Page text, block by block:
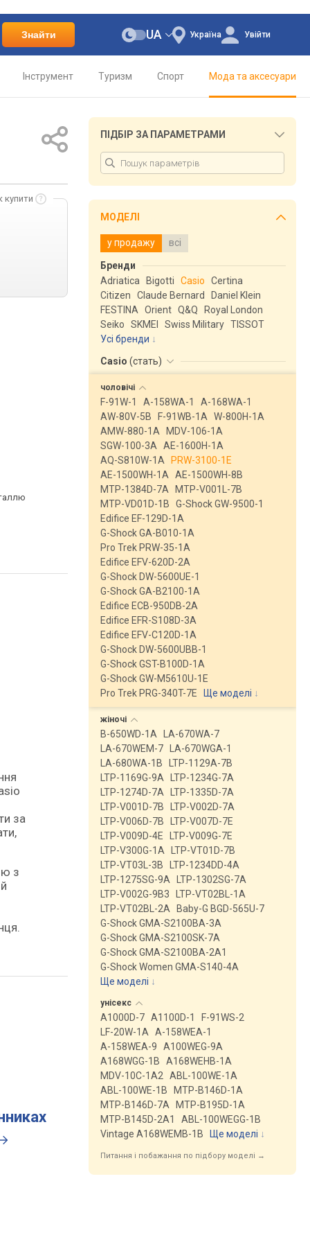
Знайти Україна
UA Увійти
Інструмент Туризм Спорт Мода та аксесуари
купити
за
з
ПІДБІР ЗА ПАРАМЕТРАМИ
МОДЕЛІ
у продажу всі
Бренди
Adriatica
Bigotti Casio
Certina
Citizen
Claude Bernard
Daniel Klein
FESTINA
Orient Q&Q
Royal London
Seiko
SKMEI Swiss Military TISSOT
Усі бренди
Casio (стать)
чоловічі
F-91W-1 A-158WA-1
A-168WA-1
AW-80V-5B
F-91WB-1A
W-800H-1A
AMW-880-1A
MDV-106-1A
SGW-100-3A
AE-1600H-1A
AQ-S810W-1A
PRW-3100-1E
AE-1500WH-1A
AE-1500WH-8B
MTP-1384D-7A
MTP-V001L-7B
MTP-VD01D-1B
G-Shock GW-9500-1
Edifice EF-129D-1A
G-Shock GA-B010-1A
Pro Trek PRW-35-1A
Edifice EFV-620D-2A
G-Shock DW-5600UE-1
G-Shock GA-B2100-1A
Edifice ECB-950DB-2A
Edifice EFR-S108D-3A
Edifice EFV-C120D-1A
G-Shock DW-5600UBB-1
G-Shock GST-B100D-1A
G-Shock GW-M5610U-1E
Pro Trek PRG-340T-7E
Ще моделі ↓
жіночі
B-650WD-1A
LA-670WA-7
LA-670WEM-7
LA-670WGA-1
LA-680WA-1B
LTP-1129A-7B
LTP-1169G-9A
LTP-1234G-7A
LTP-1274D-7A
LTP-1335D-7A
LTP-V001D-7B
LTP-V002D-7A
LTP-V006D-7B
LTP-V007D-7E
LTP-V009D-4E
LTP-V009G-7E
LTP-V300G-1A
LTP-VT01D-7B
LTP-VT03L-3B
LTP-1234DD-4A
LTP-1275SG-9A
LTP-1302SG-7A
LTP-V002G-9B3
LTP-VT02BL-1A
LTP-VT02BL-2A
Baby-G BGD-565U-7
G-Shock GMA-S2100BA-3A
G-Shock GMA-S2100SK-7A
G-Shock GMA-S2100BA-2A1
G-Shock Women GMA-S140-4A
Ще моделі ↓
унісекс
A1000D-7 A1100D-1
F-91WS-2
LF-20W-1A
A-158WEA-1
A-158WEA-9
A100WEG-9A
A168WGG-1B
A168WEHB-1A
MDV-10C-1A2
ABL-100WE-1A
ABL-100WE-1B
MTP-B146D-1A
MTP-B146D-7A
MTP-B195D-1A
MTP-B145D-2A1
ABL-100WEGG-1B
Vintage A168WEMB-1B
Ще моделі ↓
Питання і побажання по підбору моделі →